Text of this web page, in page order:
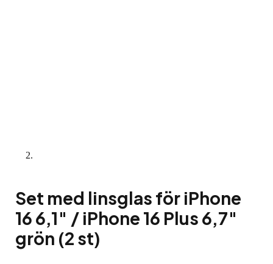
Set med linsglas för iPhone
16 6,1″ / iPhone 16 Plus 6,7″
grön (2 st)